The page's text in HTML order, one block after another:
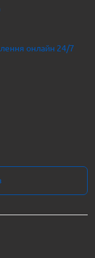
онлайн 24/7